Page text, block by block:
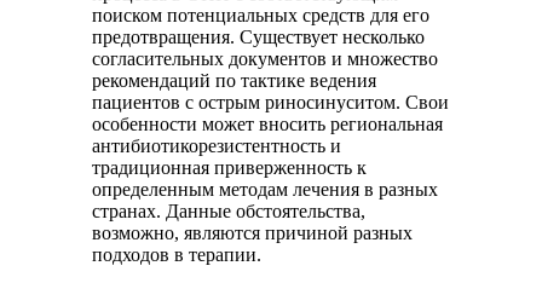
поиском потенциальных средств для его
предотвращения. Существует несколько
согласительных документов и множество
рекомендаций по тактике ведения
пациентов с острым риносинуситом. Свои
особенности может вносить региональная
антибиотикорезистентность и
традиционная приверженность к
определенным методам лечения в разных
странах. Данные обстоятельства,
возможно, являются причиной разных
подходов в терапии.